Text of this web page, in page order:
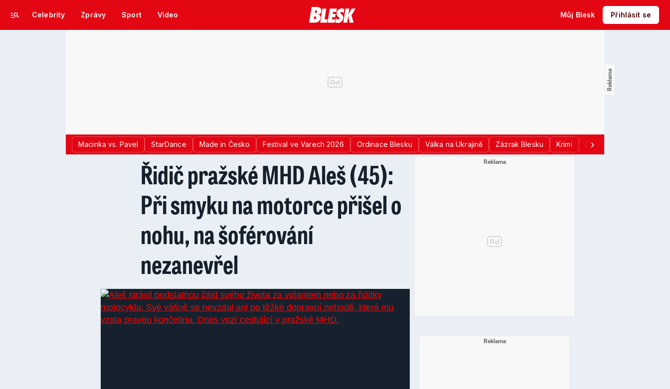
Celebrity Zprávy Sport Video Můj Blesk Přihlásit se
Macinka vs. Pavel StarDance Made in Česko Festival ve Varech 2026 Ordinace Blesku Válka na Ukrajině Zázrak Blesku Krimi Donald Trump
Řidič pražské MHD Aleš (45):
Při smyku na motorce přišel o
nohu, na šoférování
nezanevřel